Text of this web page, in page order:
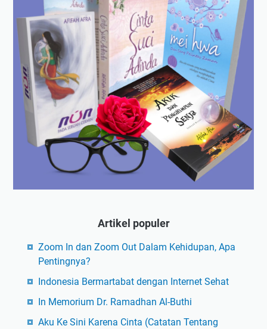
Artikel populer
Zoom In dan Zoom Out Dalam Kehidupan, Apa
Pentingnya?
Indonesia Bermartabat dengan Internet Sehat
In Memorium Dr. Ramadhan Al-Buthi
Aku Ke Sini Karena Cinta (Catatan Tentang